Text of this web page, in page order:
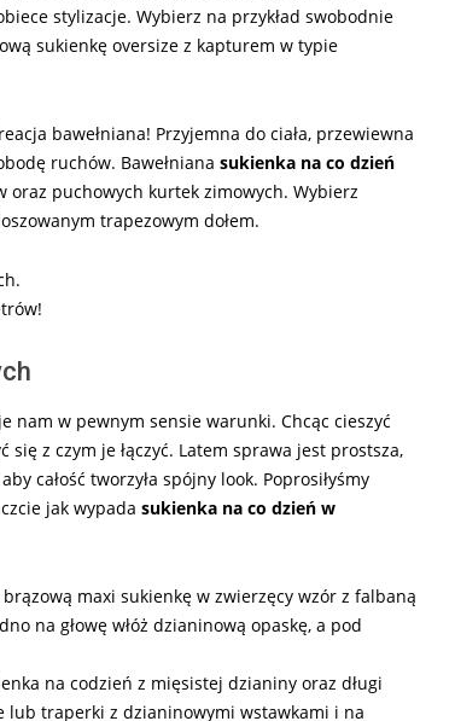
stylizacje. Wybierz na przykład swobodnie
sukienkę oversize z kapturem w typie
bawełniana! Przyjemna do ciała, przewiewna
ruchów. Bawełniana sukienka na co dzień
puchowych kurtek zimowych. Wybierz
trapezowym dołem.
nam w pewnym sensie warunki. Chcąc cieszyć
z czym je łączyć. Latem sprawa jest prostsza,
całość tworzyła spójny look. Poprosiłyśmy
jak wypada sukienka na co dzień w
maxi sukienkę w zwierzęcy wzór z falbaną
na głowę włóż dzianinową opaskę, a pod
na codzień z mięsistej dzianiny oraz długi
lub traperki z dzianinowymi wstawkami i na